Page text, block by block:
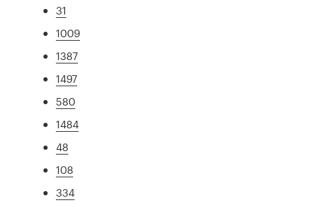
31
1009
1387
1497
580
1484
48
108
334